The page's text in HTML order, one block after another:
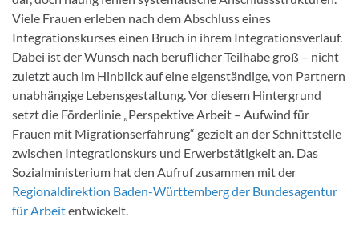
Viele Frauen erleben nach dem Abschluss eines
Integrationskurses einen Bruch in ihrem Integrationsverlauf.
Dabei ist der Wunsch nach beruflicher Teilhabe groß – nicht
zuletzt auch im Hinblick auf eine eigenständige, von Partnern
unabhängige Lebensgestaltung. Vor diesem Hintergrund
setzt die Förderlinie „Perspektive Arbeit – Aufwind für
Frauen mit Migrationserfahrung“ gezielt an der Schnittstelle
zwischen Integrationskurs und Erwerbstätigkeit an. Das
Sozialministerium hat den Aufruf zusammen mit der
Regionaldirektion Baden-Württemberg der Bundesagentur
für Arbeitentwickelt.